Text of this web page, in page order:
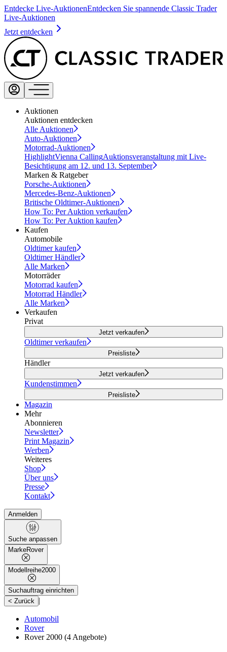
Entdecke Live-AuktionenEntdecken Sie spannende Classic Trader
Live-Auktionen
Jetzt entdecken
Auktionen
Auktionen entdecken
Alle Auktionen
Auto-Auktionen
Motorrad-Auktionen
HighlightVienna CallingAuktionsveranstaltung mit Live-
Besichtigung am 12. und 13. September
Marken & Ratgeber
Porsche-Auktionen
Mercedes-Benz-Auktionen
Britische Oldtimer-Auktionen
How To: Per Auktion verkaufen
How To: Per Auktion kaufen
Kaufen
Automobile
Oldtimer kaufen
Oldtimer Händler
Alle Marken
Motorräder
Motorrad kaufen
Motorrad Händler
Alle Marken
Verkaufen
Privat
Jetzt verkaufen
Oldtimer verkaufen
Preisliste
Händler
Jetzt verkaufen
Kundenstimmen
Preisliste
Magazin
Mehr
Abonnieren
Newsletter
Print Magazin
Werben
Weiteres
Shop
Über uns
Presse
Kontakt
Anmelden
Suche anpassen
MarkeRover
Modellreihe2000
Suchauftrag einrichten
< Zurück |
Automobil
Rover
Rover 2000 (4 Angebote)